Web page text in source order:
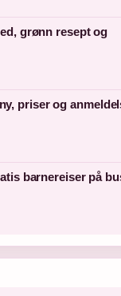
grønn resept og
priser og
barnereiser på